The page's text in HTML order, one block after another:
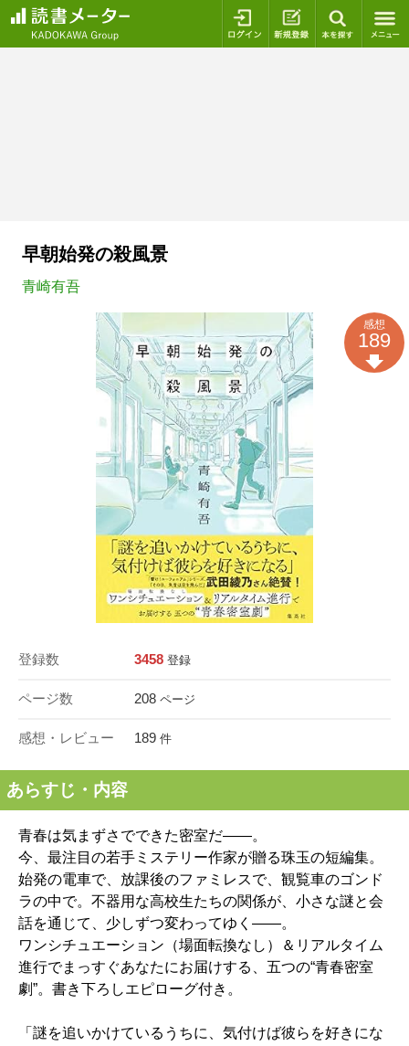
ログイン 新規登録
早朝始発の殺風景
青崎有吾
登録数 3458 登録
ページ数 208 ページ
感想・レビュー 189 件
感想
189
あらすじ・内容
青春は気まずさでできた密室だ――。
今、最注目の若手ミステリー作家が贈る珠玉の短編集。
始発の電車で、放課後のファミレスで、観覧車のゴンド
ラの中で。不器用な高校生たちの関係が、小さな謎と会
話を通じて、少しずつ変わってゆく――。
ワンシチュエーション（場面転換なし）＆リアルタイム
進行でまっすぐあなたにお届けする、五つの“青春密室
劇”。書き下ろしエピローグ付き。
「謎を追いかけているうちに、気付けば彼らを好きにな